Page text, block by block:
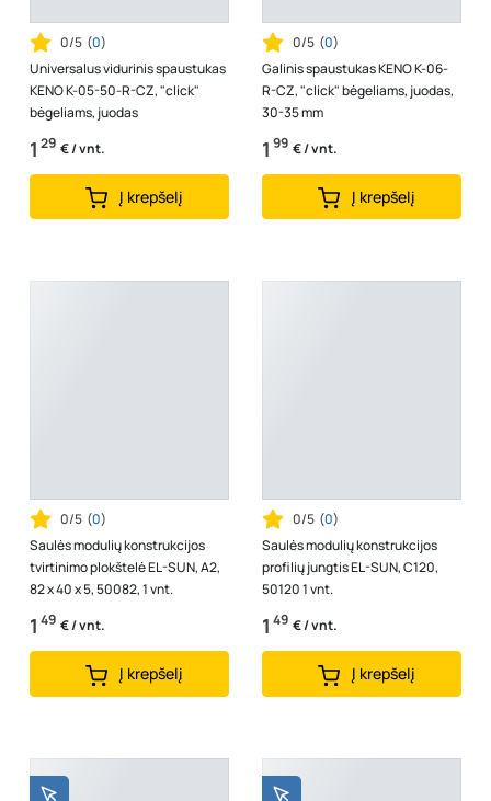
0/5 (0)
Universalus vidurinis spaustukas
KENO K-05-50-R-CZ, "click"
bėgeliams, juodas
1 29 € / vnt.
Į krepšelį
0/5 (0)
Galinis spaustukas KENO K-06-
R-CZ, "click" bėgeliams, juodas,
30-35 mm
1 99 € / vnt.
Į krepšelį
0/5 (0)
Saulės modulių konstrukcijos
tvirtinimo plokštelė EL-SUN, A2,
82 x 40 x 5, 50082, 1 vnt.
1 49 € / vnt.
Į krepšelį
0/5 (0)
Saulės modulių konstrukcijos
profilių jungtis EL-SUN, C120,
50120 1 vnt.
1 49 € / vnt.
Į krepšelį